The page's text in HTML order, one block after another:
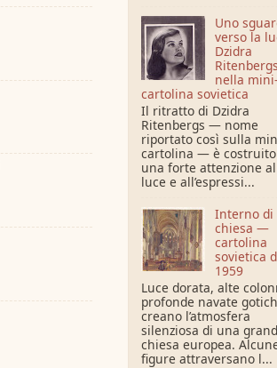
Uno
verso la
Dzidra
nella mini-
cartolina sovietica
Il ritratto di Dzidra
Ritenbergs — nome
riportato così sulla
cartolina — è
una forte attenzione
luce e all’espressi...
Interno di
chiesa —
cartolina
sovietica
1959
Luce dorata, alte
profonde navate
creano l’atmosfera
silenziosa di una
chiesa europea.
figure attraversano l...